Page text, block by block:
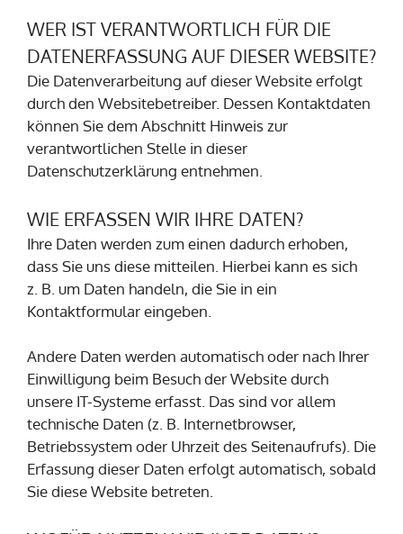
WER IST VERANTWORTLICH FÜR DIE
DATENERFASSUNG AUF DIESER WEBSITE?
Die Datenverarbeitung auf dieser Website erfolgt
durch den Websitebetreiber. Dessen Kontaktdaten
können Sie dem Abschnitt Hinweis zur
verantwortlichen Stelle in dieser
Datenschutzerklärung entnehmen.
WIE ERFASSEN WIR IHRE DATEN?
Ihre Daten werden zum einen dadurch erhoben,
dass Sie uns diese mitteilen. Hierbei kann es sich
z. B. um Daten handeln, die Sie in ein
Kontaktformular eingeben.
Andere Daten werden automatisch oder nach Ihrer
Einwilligung beim Besuch der Website durch
unsere IT-Systeme erfasst. Das sind vor allem
technische Daten (z. B. Internetbrowser,
Betriebssystem oder Uhrzeit des Seitenaufrufs). Die
Erfassung dieser Daten erfolgt automatisch, sobald
Sie diese Website betreten.